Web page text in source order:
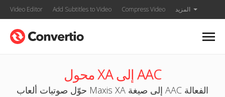
Video Editor Add Subtitles to Video Compress Video المزيد
محول XA إلى AAC
حوّل صوتيات ألعاب Maxis XA إلى صيغة AAC الفعالة